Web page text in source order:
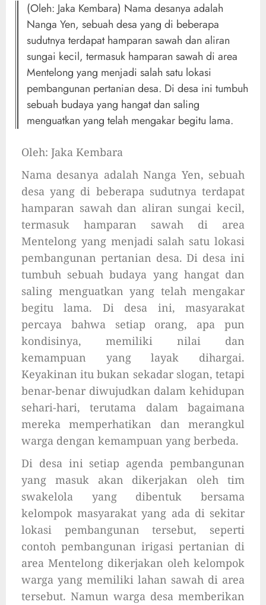
(Oleh: Jaka Kembara) Nama desanya adalah
Nanga Yen, sebuah desa yang di beberapa
sudutnya terdapat hamparan sawah dan aliran
sungai kecil, termasuk hamparan sawah di area
Mentelong yang menjadi salah satu lokasi
pembangunan pertanian desa. Di desa ini tumbuh
sebuah budaya yang hangat dan saling
menguatkan yang telah mengakar begitu lama.
Oleh: Jaka Kembara
Nama desanya adalah Nanga Yen, sebuah
desa yang di beberapa sudutnya terdapat
hamparan sawah dan aliran sungai kecil,
termasuk hamparan sawah di area
Mentelong yang menjadi salah satu lokasi
pembangunan pertanian desa. Di desa ini
tumbuh sebuah budaya yang hangat dan
saling menguatkan yang telah mengakar
begitu lama. Di desa ini, masyarakat
percaya bahwa setiap orang, apa pun
kondisinya, memiliki nilai dan
kemampuan yang layak dihargai.
Keyakinan itu bukan sekadar slogan, tetapi
benar-benar diwujudkan dalam kehidupan
sehari-hari, terutama dalam bagaimana
mereka memperhatikan dan merangkul
warga dengan kemampuan yang berbeda.
Di desa ini setiap agenda pembangunan
yang masuk akan dikerjakan oleh tim
swakelola yang dibentuk bersama
kelompok masyarakat yang ada di sekitar
lokasi pembangunan tersebut, seperti
contoh pembangunan irigasi pertanian di
area Mentelong dikerjakan oleh kelompok
warga yang memiliki lahan sawah di area
tersebut. Namun warga desa memberikan